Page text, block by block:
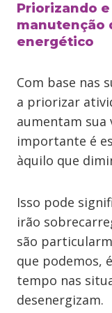
Priorizando
manutenção
energético
Com base nas
a priorizar
aumentam sua
importante é
àquilo que
Isso pode
irão
são
que podemos,
tempo nas
desenergizam.